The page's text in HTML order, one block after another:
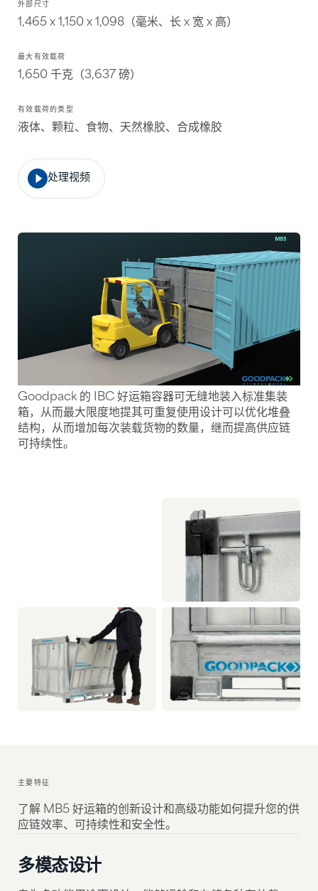
外部尺寸
1,465 x 1,150 x 1,098（毫米、长 x 宽 x 高）
最大有效载荷
1,650 千克（3,637 磅）
有效载荷的类型
液体、颗粒、食物、天然橡胶、合成橡胶
处理视频
Goodpack 的 IBC 好运箱容器可无缝地装入标准集装
箱，从而最大限度地提其可重复使用设计可以优化堆叠
结构，从而增加每次装载货物的数量，继而提高供应链
可持续性。
主要特征
了解 MB5 好运箱的创新设计和高级功能如何提升您的供
应链效率、可持续性和安全性。
多模态设计